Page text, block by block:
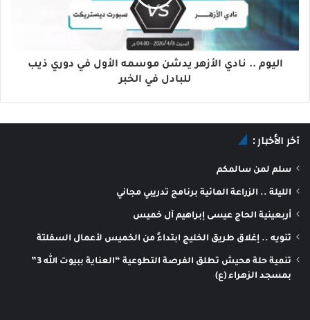
اليوم .. نادي الأزهر يدشن موسمه الأول في دوري ذيب
للبادل في الخبر
آخر الأخبار :
سلم لمن سالمكم
الليلة .. الزراعة المائية برنامج تدريبي مجاني
أربعينية الحاج عيسى إبراهيم آل خميس
تنويه .. إغلاق طريق الخليج ابتداءً من الخميس لأعمال السفلتة
تنمية حلة محيش تطلق الفرصة التطوعية “العناية ببيوت الله 3”
بمسجد الزهراء (ع)